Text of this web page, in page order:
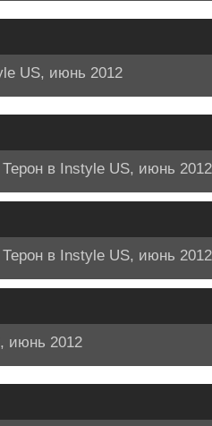
US, июнь 2012
в Instyle US, июнь 2012
в Instyle US, июнь 2012
июнь 2012